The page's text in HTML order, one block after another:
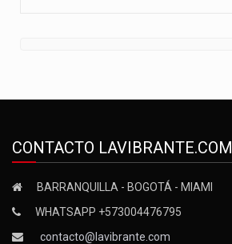
CONTACTO LAVIBRANTE.COM
BARRANQUILLA - BOGOTÁ - MIAMI
WHATSAPP +573004476795
contacto@lavibrante.com